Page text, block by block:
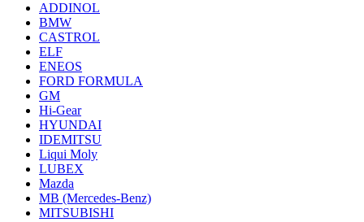
ADDINOL
BMW
CASTROL
ELF
ENEOS
FORD FORMULA
GM
Hi-Gear
HYUNDAI
IDEMITSU
Liqui Moly
LUBEX
Mazda
MB (Mercedes-Вenz)
MITSUBISHI